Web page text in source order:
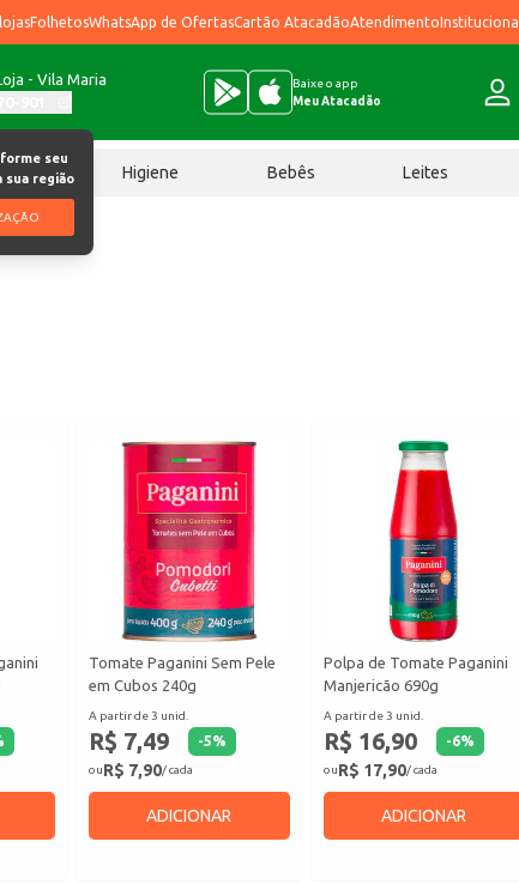
FolhetosWhatsApp de OfertasCartão AtacadãoAtendimentoInstitucional
- Vila Maria
seu
sua região
Baixe o app
Meu Atacadão
Higiene Bebês Leites
Tomate Paganini Sem Pele
em Cubos 240g
A partir de 3 unid.
R$ 7,49 -5%
ouR$ 7,90/ cada
ADICIONAR
Polpa de Tomate Paganini
Manjericão 690g
A partir de 3 unid.
R$ 16,90 -6%
ouR$ 17,90/ cada
ADICIONAR